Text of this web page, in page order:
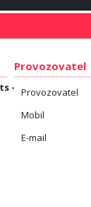
-
Provozovatel
Provozovatel
Mobil
E-mail